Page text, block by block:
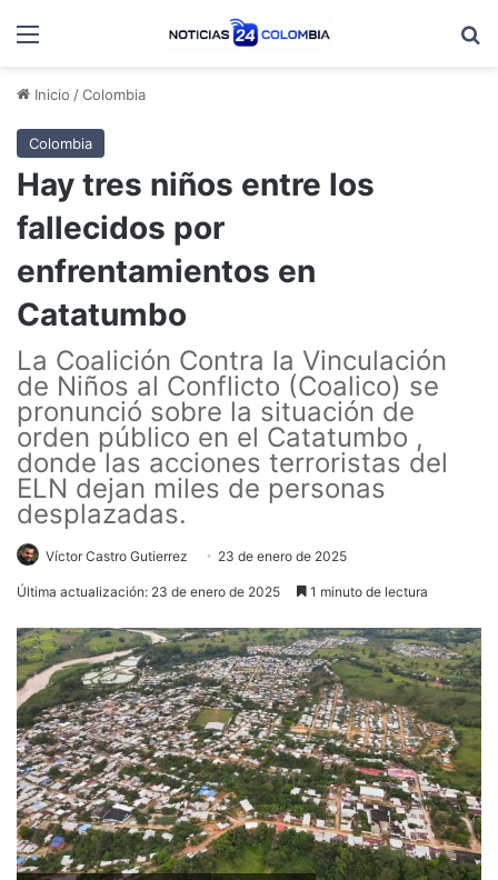
Menú
Inicio /Colombia
Colombia
Hay tres niños entre los
fallecidos por
enfrentamientos en
Catatumbo
La Coalición Contra la Vinculación
de Niños al Conflicto (Coalico) se
pronunció sobre la situación de
orden público en el Catatumbo ,
donde las acciones terroristas del
ELN dejan miles de personas
desplazadas.
Víctor Castro Gutierrez 23 de enero de 2025
Última actualización: 23 de enero de 2025 1 minuto de lectura